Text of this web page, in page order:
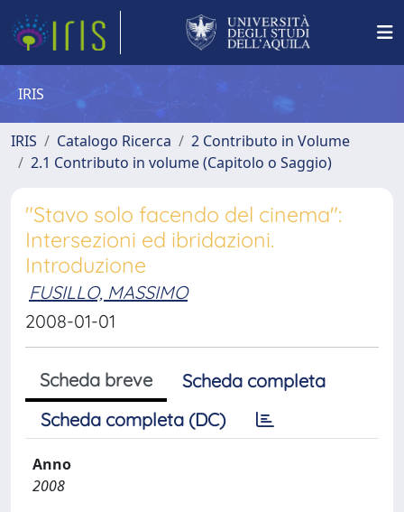
IRIS
IRIS Catalogo Ricerca
2 Contributo in Volume
2.1 Contributo in volume (Capitolo o Saggio)
"Stavo solo facendo del cinema":
Intersezioni ed ibridazioni.
Introduzione
FUSILLO, MASSIMO
2008-01-01
Scheda breve
Scheda completa
Scheda completa (DC)
Anno
2008